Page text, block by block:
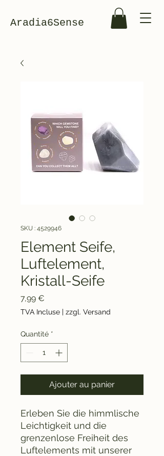
Aradia6Sense
SKU : 4529946
Element Seife,
Luftelement,
Kristall-Seife
7,99 €
TVA Incluse | zzgl. Versand
Quantité *
Ajouter au panier
Erleben Sie die himmlische
Leichtigkeit und die
grenzenlose Freiheit des
Luftelements mit unserer